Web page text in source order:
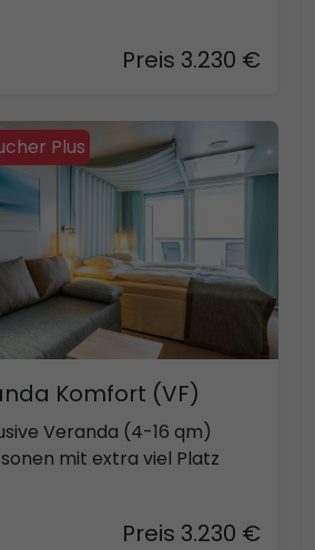
Preis 3.230 €
Plus
Komfort (VF)
Veranda (4-16 qm)
mit extra viel Platz
Preis 3.230 €